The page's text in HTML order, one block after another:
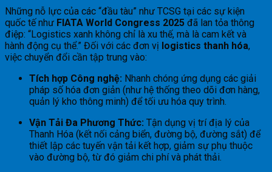
Những nỗ lực của các “đầu tàu” như TCSG tại các sự kiện
quốc tế như FIATA World Congress 2025 đã lan tỏa thông
điệp: “Logistics xanh không chỉ là xu thế, mà là cam kết và
hành động cụ thể.” Đối với các đơn vị logistics thanh hóa,
việc chuyển đổi cần tập trung vào:
Tích hợp Công nghệ: Nhanh chóng ứng dụng các giải
pháp số hóa đơn giản (như hệ thống theo dõi đơn hàng,
quản lý kho thông minh) để tối ưu hóa quy trình.
Vận Tải Đa Phương Thức: Tận dụng vị trí địa lý của
Thanh Hóa (kết nối cảng biển, đường bộ, đường sắt) để
thiết lập các tuyến vận tải kết hợp, giảm sự phụ thuộc
vào đường bộ, từ đó giảm chi phí và phát thải.